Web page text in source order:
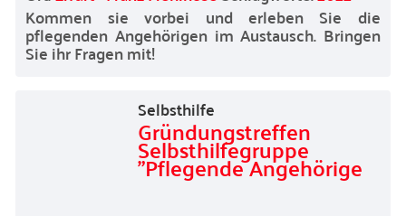
Kommen sie vorbei und erleben Sie die
pflegenden Angehörigen im Austausch. Bringen
Sie ihr Fragen mit!
Selbsthilfe
Gründungstreffen
Selbsthilfegruppe
"Pflegende Angehörige